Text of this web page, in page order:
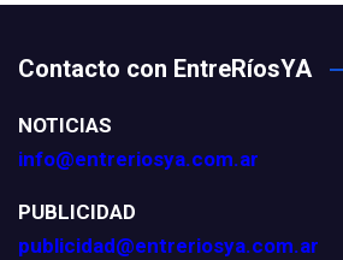
Contacto con EntreRíosYA
NOTICIAS
info@entreriosya.com.ar
PUBLICIDAD
publicidad@entreriosya.com.ar